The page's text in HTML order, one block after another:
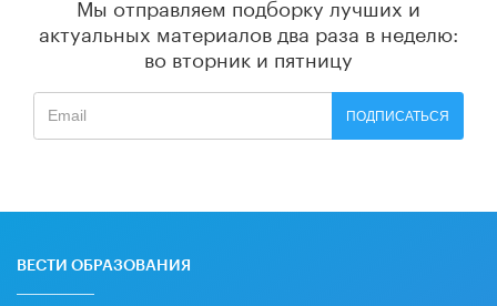
актуальных материалов два раза в неделю:
во вторник и пятницу
ПОДПИСАТЬСЯ
ВЕСТИ ОБРАЗОВАНИЯ